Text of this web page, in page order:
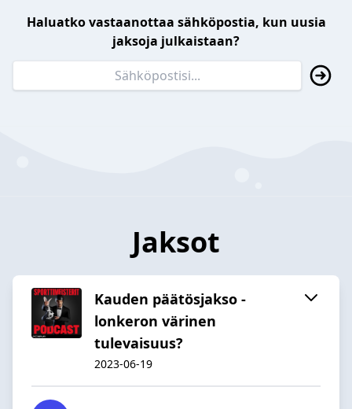
Haluatko vastaanottaa sähköpostia, kun uusia
jaksoja julkaistaan?
Jaksot
Kauden päätösjakso -
lonkeron värinen
tulevaisuus?
2023-06-19